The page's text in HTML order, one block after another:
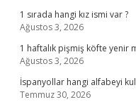
1 sırada hangi kız ismi var ?
Ağustos 3, 2026
1 haftalık pişmiş köfte yenir
Ağustos 3, 2026
İspanyollar hangi alfabeyi
Temmuz 30, 2026